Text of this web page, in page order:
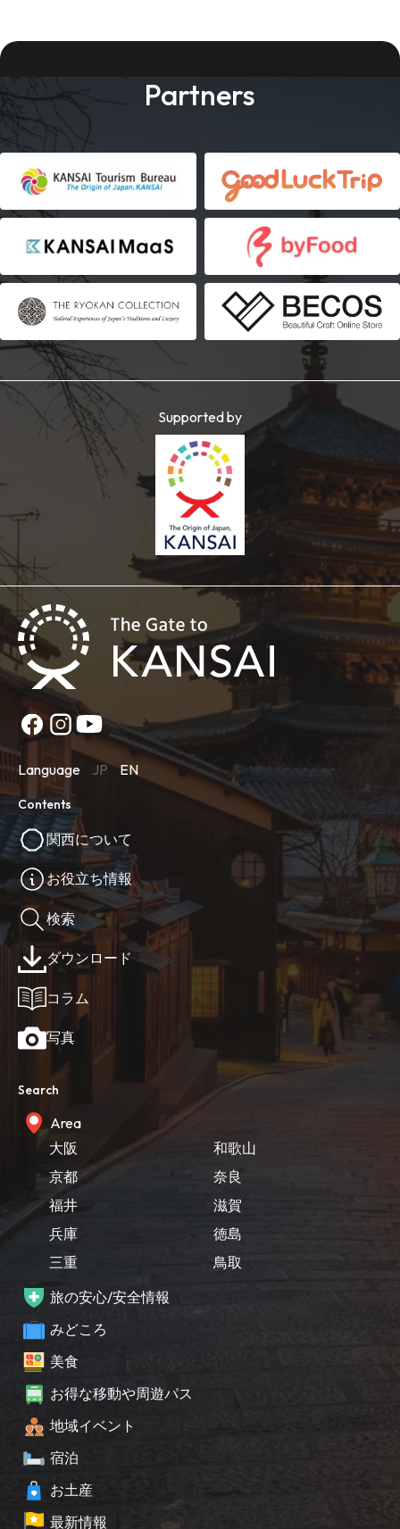
Partners
Supported by
Language JP EN
Contents
関西について
お役立ち情報
検索
ダウンロード
コラム
写真
Search
Area
大阪
京都
福井
兵庫
三重
和歌山
奈良
滋賀
徳島
鳥取
旅の安心/安全情報
みどころ
美食
お得な移動や周遊パス
地域イベント
宿泊
お土産
最新情報